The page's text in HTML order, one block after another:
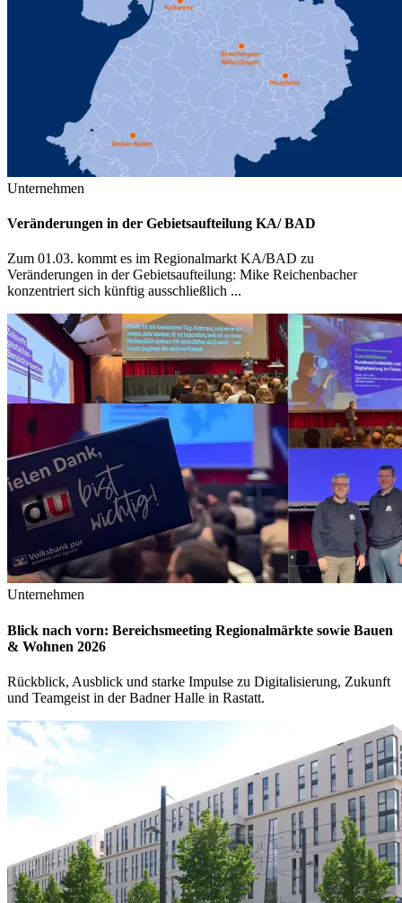
Unternehmen
Veränderungen in der Gebietsaufteilung KA/ BAD
Zum 01.03. kommt es im Regionalmarkt KA/BAD zu
Veränderungen in der Gebietsaufteilung: Mike Reichenbacher
konzentriert sich künftig ausschließlich ...
Unternehmen
Blick nach vorn: Bereichsmeeting Regionalmärkte sowie Bauen
& Wohnen 2026
Rückblick, Ausblick und starke Impulse zu Digitalisierung, Zukunft
und Teamgeist in der Badner Halle in Rastatt.